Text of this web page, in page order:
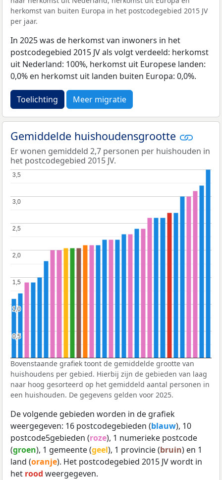
herkomst van buiten Europa in het postcodegebied 2015 JV
per jaar.
In 2025 was de herkomst van inwoners in het
postcodegebied 2015 JV als volgt verdeeld: herkomst
uit Nederland: 100%, herkomst uit Europese landen:
0,0% en herkomst uit landen buiten Europa: 0,0%.
Toelichting Meer migratie
Gemiddelde huishoudensgrootte
Er wonen gemiddeld 2,7 personen per huishouden in
het postcodegebied 2015 JV.
0,5
0,5
1,0
1,0
1,5
1,5
2,0
2,0
2,5
2,5
3,0
3,0
3,5
3,5
Bovenstaande grafiek toont de gemiddelde grootte van
huishoudens per gebied. Hierbij zijn de gebieden van laag
naar hoog gesorteerd op het gemiddeld aantal personen in
een huishouden. De gegevens gelden voor 2025.
De volgende gebieden worden in de grafiek
weergegeven: 16 postcodegebieden (blauw), 10
postcode5gebieden (roze), 1 numerieke postcode
(groen), 1 gemeente (geel), 1 provincie (bruin) en 1
land (oranje). Het postcodegebied 2015 JV wordt in
het rood weergegeven.